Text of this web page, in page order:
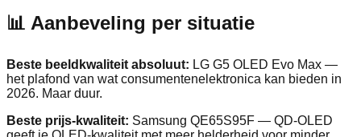
📊 Aanbeveling per situatie
Beste beeldkwaliteit absoluut: LG G5 OLED Evo Max —
het plafond van wat consumentenelektronica kan bieden in
2026. Maar duur.
Beste prijs-kwaliteit: Samsung QE65S95F — QD-OLED